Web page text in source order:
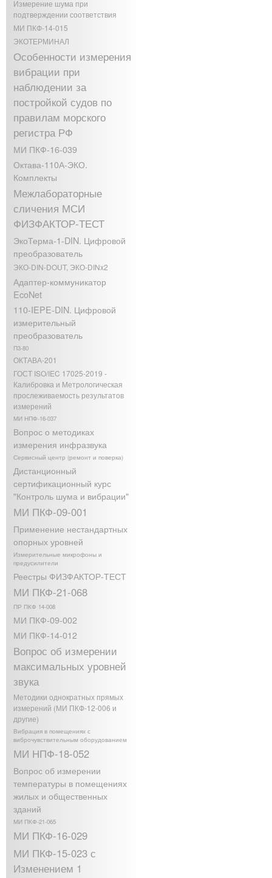
Измерение шума при
подтверждении соответствия
МИ ПКФ-14-015
ЭКОТЕРМИНАЛ
Особенности измерения
вибрации при
наблюдении за
постройкой судов по
правилам морского
регистра РФ
МИ ПКФ-16-039
Октава-110А-ЭКО.
Комплекты
Межлабораторные
сличения МСИ
ФИЗФАКТОР-ТЕСТ
ЭкоТерма-1-DIN. Цифровой
преобразователь
ЭКО-DIN-DOUT, ЭКО-DINx2
Адаптер-коммуникатор
EcoNet
110-IEPE-DIN. Цифровой
измерительный
преобразователь
П3-80
ОКТАВА-201
ГОСТ ISO/IEC 17025-2019 -
Калибровка и Метрологическая
прослеживаемость результатов
измерений
МИ НПФ-16-037
Вопрос о методиках
измерения инфразвука
Сервисный центр (ремонт и поверка)
Дистанционный
сертификационный курс
"Контроль шума и вибрации"
МИ ПКФ-09-001
Применение нестандартных
опорных уровней
Измерительные микрофоны и
предусилители
Реестры ФИЗФАКТОР-ТЕСТ
МИ ПКФ-21-068
ПР ПКФ 14-008
МИ ПКФ-09-002
МИ ПКФ-14-012
Вопрос об измерении
максимальных уровней
звука
Методики однократных прямых
измерений (МИ ПКФ-12-006 и
другие)
Вибрация в помещениях с
виброчувствительным оборудованием
МИ НПФ-18-052
Вопрос об измерении
температуры в помещениях
жилых и общественных
зданий
МИ ПКФ-21-065
МИ ПКФ-16-029
МИ ПКФ-15-023 с
Изменением 1